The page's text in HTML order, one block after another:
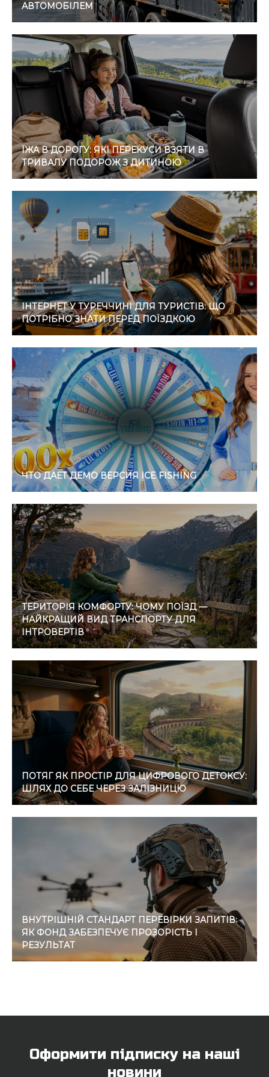
АВТОМОБІЛЕМ
ЇЖА В ДОРОГУ: ЯКІ ПЕРЕКУСИ ВЗЯТИ В
ТРИВАЛУ ПОДОРОЖ З ДИТИНОЮ
ІНТЕРНЕТ У ТУРЕЧЧИНІ ДЛЯ ТУРИСТІВ: ЩО
ПОТРІБНО ЗНАТИ ПЕРЕД ПОЇЗДКОЮ
ЧТО ДАЕТ ДЕМО ВЕРСИЯ ICE FISHING
ТЕРИТОРІЯ КОМФОРТУ: ЧОМУ ПОЇЗД —
НАЙКРАЩИЙ ВИД ТРАНСПОРТУ ДЛЯ
ІНТРОВЕРТІВ
ПОТЯГ ЯК ПРОСТІР ДЛЯ ЦИФРОВОГО ДЕТОКСУ:
ШЛЯХ ДО СЕБЕ ЧЕРЕЗ ЗАЛІЗНИЦЮ
ВНУТРІШНІЙ СТАНДАРТ ПЕРЕВІРКИ ЗАПИТІВ:
ЯК ФОНД ЗАБЕЗПЕЧУЄ ПРОЗОРІСТЬ І
РЕЗУЛЬТАТ
Оформити підписку на наші
новини